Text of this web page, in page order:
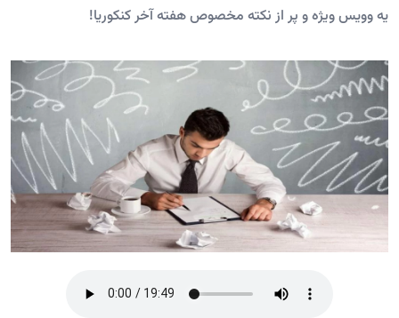
یه وویس ویژه و پر از نکته مخصوص هفته آخر کنکوریا!